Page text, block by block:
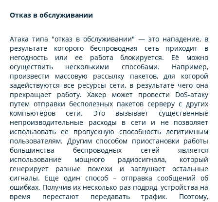
Отказ в обслуживании
Атака типа "отказ в обслуживании" — это нападение, в
результате которого беспроводная сеть приходит в
негодность или ее работа блокируется. Её можно
осуществить несколькими способами. Например,
произвести массовую рассылку пакетов, для которой
задействуются все ресурсы сети, в результате чего она
прекращает работу. Хакер может провести DoS-атаку
путем отправки бесполезных пакетов серверу с других
компьютеров сети. Это вызывает существенные
непроизводительные расходы в сети и не позволяет
использовать ее пропускную способность легитимным
пользователям. Другим способом приостановки работы
большинства беспроводных сетей является
использование мощного радиосигнала, который
генерирует разные помехи и заглушает остальные
сигналы. Еще один способ – отправка сообщений об
ошибках. Получив их несколько раз подряд, устройства на
время перестают передавать трафик. Поэтому,